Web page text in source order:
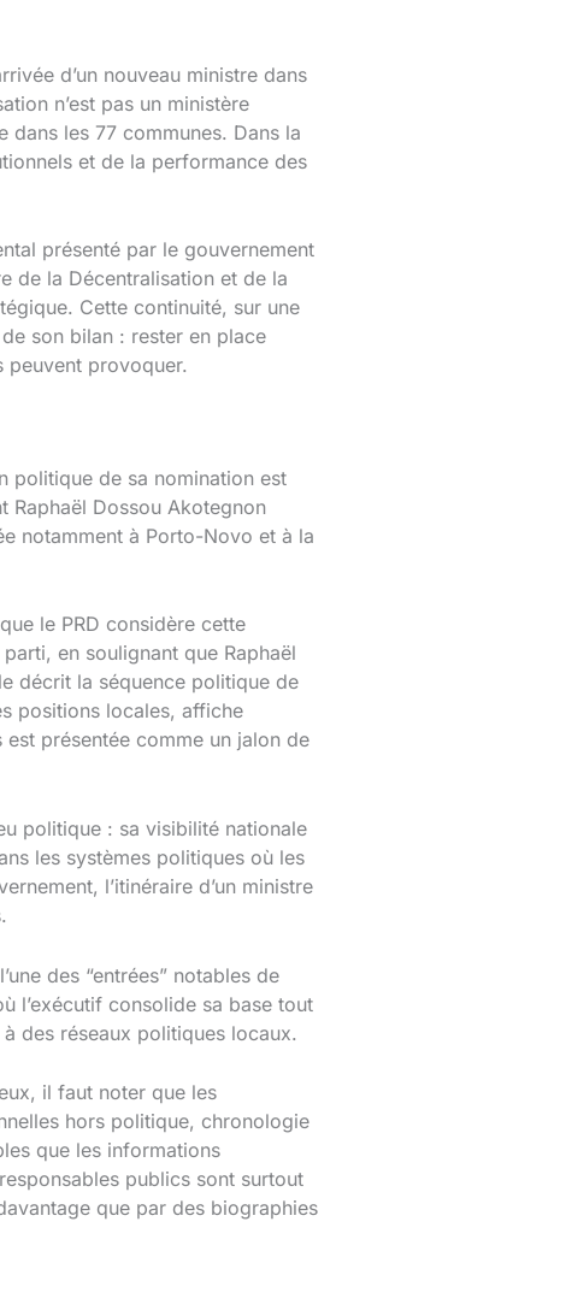
d’un nouveau ministre dans
n’est pas un ministère
les 77 communes. Dans la
et de la performance des
présenté par le gouvernement
de la Décentralisation et de la
Cette continuité, sur une
son bilan : rester en place
peuvent provoquer.
politique de sa nomination est
Raphaël Dossou Akotegnon
notamment à Porto-Novo et à la
le PRD considère cette
en soulignant que Raphaël
décrit la séquence politique de
positions locales, affiche
présentée comme un jalon de
politique : sa visibilité nationale
les systèmes politiques où les
l’itinéraire d’un ministre
des “entrées” notables de
l’exécutif consolide sa base tout
des réseaux politiques locaux.
il faut noter que les
hors politique, chronologie
que les informations
publics sont surtout
que par des biographies